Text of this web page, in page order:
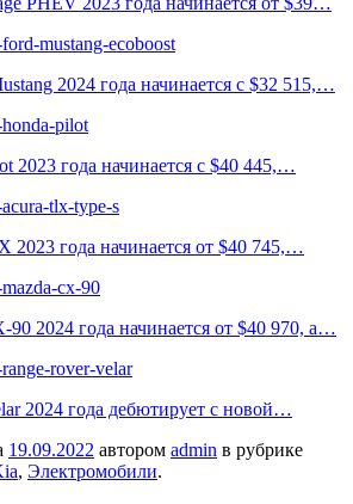
2024 года начинается с $32 515,…
2023 года начинается с $40 445,…
2023 года начинается от $40 745,…
90 2024 года начинается от $40 970, а…
2024 года дебютирует с новой…
19.09.2022 автором admin в рубрике
, Электромобили.